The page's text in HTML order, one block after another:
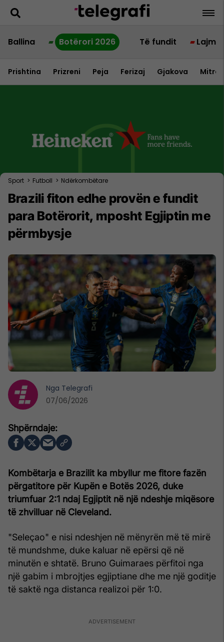
Ballina Botërori 2026 Të fundit Lajme
Prishtina Prizreni Peja Ferizaj Gjakova
Sport > Futboll > Ndërkombëtare
Brazili fiton edhe provën e fundit
para Botërorit, mposht Egjiptin me
përmbysje
Kombëtarja e Brazilit ka mbyllur me fitore fazën
përgatitore për Kupën e Botës 2026, duke
triumfuar 2:1 ndaj Egjiptit në një ndeshje miqësore
të zhvilluar në Cleveland.
"Seleçao" e nisi ndeshjen në mënyrën më të mirë
të mundshme, duke kaluar në epërsi që në
minutën e shtatë. Bruno Guimaraes përfitoi nga
një gabim i mbrojtjes egjiptiane dhe me një goditje
të saktë nga distanca realizoi për 1:0.
Nga Telegrafi
07/06/2026